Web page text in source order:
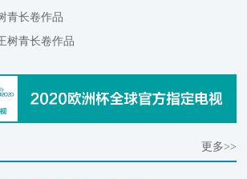
青长卷作品
树青长卷作品
更多>>